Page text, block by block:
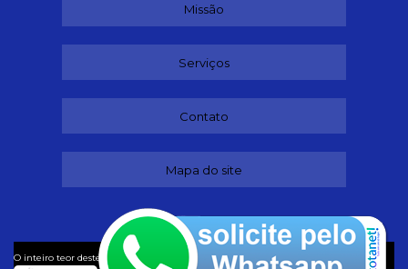
Missão
Serviços
Contato
Mapa do site
O inteiro teor deste site está sujeito à proteção de direitos autorais. Copyright